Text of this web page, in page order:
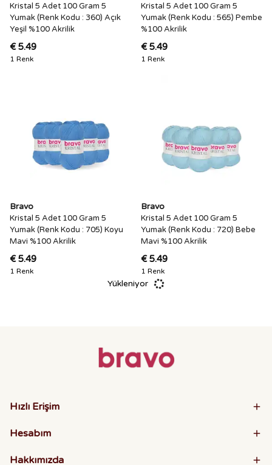
Kristal 5 Adet 100 Gram 5
Yumak (Renk Kodu : 360) Açık
Yeşil %100 Akrilik
€ 5.49
1 Renk
Kristal 5 Adet 100 Gram 5
Yumak (Renk Kodu : 565) Pembe
%100 Akrilik
€ 5.49
1 Renk
Bravo
Kristal 5 Adet 100 Gram 5
Yumak (Renk Kodu : 705) Koyu
Mavi %100 Akrilik
€ 5.49
1 Renk
Bravo
Kristal 5 Adet 100 Gram 5
Yumak (Renk Kodu : 720) Bebe
Mavi %100 Akrilik
€ 5.49
1 Renk
Yükleniyor
Hızlı Erişim
Hesabım
Hakkımızda